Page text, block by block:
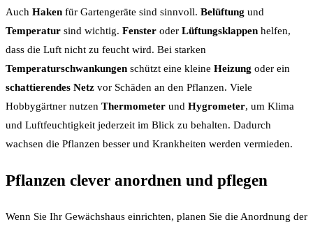
Auch Haken für Gartengeräte sind sinnvoll. Belüftung und
Temperatur sind wichtig. Fenster oder Lüftungsklappen helfen,
dass die Luft nicht zu feucht wird. Bei starken
Temperaturschwankungen schützt eine kleine Heizung oder ein
schattierendes Netz vor Schäden an den Pflanzen. Viele
Hobbygärtner nutzen Thermometer und Hygrometer, um Klima
und Luftfeuchtigkeit jederzeit im Blick zu behalten. Dadurch
wachsen die Pflanzen besser und Krankheiten werden vermieden.
Pflanzen clever anordnen und pflegen
Wenn Sie Ihr Gewächshaus einrichten, planen Sie die Anordnung der